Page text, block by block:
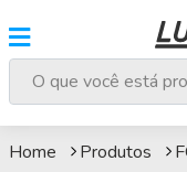
Home Produtos
Embreagens